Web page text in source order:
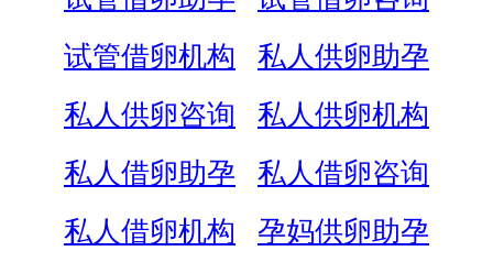
试管借卵机构
私人供卵助孕
私人供卵咨询
私人供卵机构
私人借卵助孕
私人借卵咨询
私人借卵机构
孕妈供卵助孕